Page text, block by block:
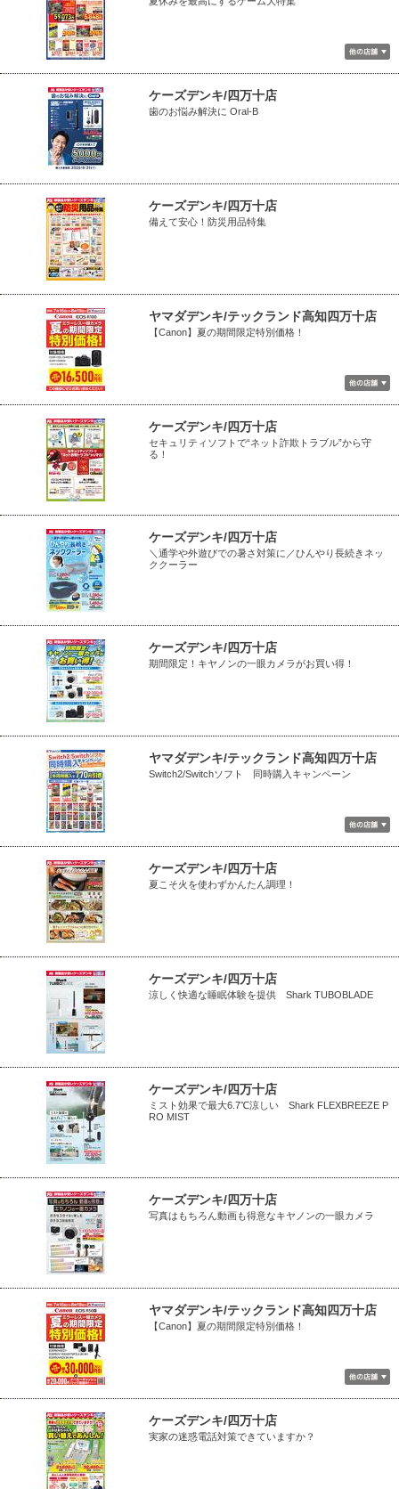
ケーズデンキ/四万十店
歯のお悩み解決に Oral-B
ケーズデンキ/四万十店
備えて安心！防災用品特集
ヤマダデンキ/テックランド高知四万十店
【Canon】夏の期間限定特別価格！
ケーズデンキ/四万十店
セキュリティソフトで“ネット詐欺トラブル”から守
る！
ケーズデンキ/四万十店
＼通学や外遊びでの暑さ対策に／ひんやり長続きネッ
ククーラー
ケーズデンキ/四万十店
期間限定！キヤノンの一眼カメラがお買い得！
ヤマダデンキ/テックランド高知四万十店
Switch2/Switchソフト 同時購入キャンペーン
ケーズデンキ/四万十店
夏こそ火を使わずかんたん調理！
ケーズデンキ/四万十店
涼しく快適な睡眠体験を提供 Shark TUBOBLADE
ケーズデンキ/四万十店
ミスト効果で最大6.7℃涼しい Shark FLEXBREEZE P
RO MIST
ケーズデンキ/四万十店
写真はもちろん動画も得意なキヤノンの一眼カメラ
ヤマダデンキ/テックランド高知四万十店
【Canon】夏の期間限定特別価格！
ケーズデンキ/四万十店
実家の迷惑電話対策できていますか？